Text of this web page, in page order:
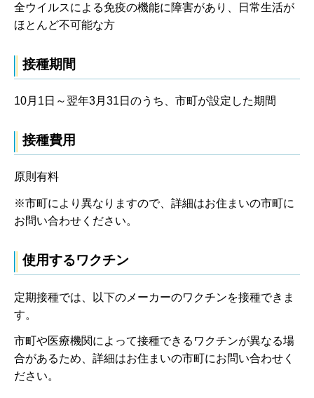
全ウイルスによる免疫の機能に障害があり、日常生活が
ほとんど不可能な方
接種期間
10月1日～翌年3月31日のうち、市町が設定した期間
接種費用
原則有料
※市町により異なりますので、詳細はお住まいの市町に
お問い合わせください。
使用するワクチン
定期接種では、以下のメーカーのワクチンを接種できま
す。
市町や医療機関によって接種できるワクチンが異なる場
合があるため、詳細はお住まいの市町にお問い合わせく
ださい。